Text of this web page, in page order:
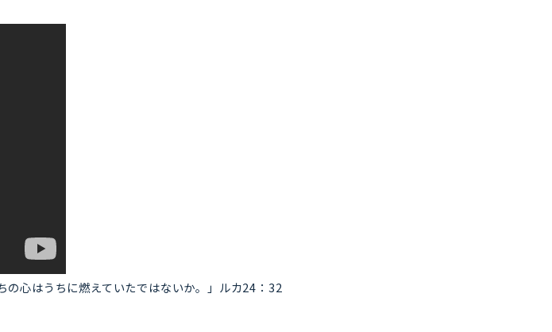
の心はうちに燃えていたではないか。」ルカ24：32